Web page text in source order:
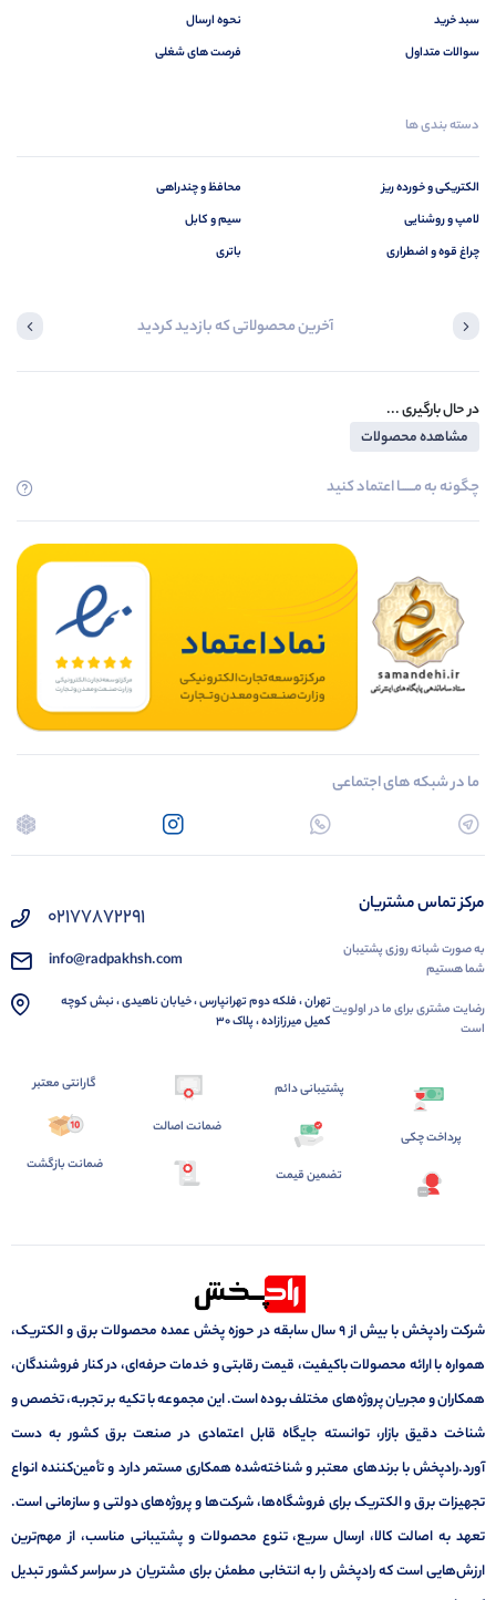
سبد خرید
سوالات متداول
نحوه ارسال
فرصت های شغلی
دسته بندی ها
الکتریکی و خورده ریز
لامپ و روشنایی
چراغ قوه و اضطراری
محافظ و چندراهی
سیم و کابل
باتری
آخرین محصولاتی که بازدید کردید
در حال بارگیری ...
مشاهده محصولات
چگونه به مــــــا اعتماد کنید
ما در شبکه های اجتماعی
مرکز تماس مشتریان
به صورت شبانه روزی پشتیبان
شما هستیم
رضایت مشتری برای ما در اولویت
است
02177872291
info@radpakhsh.com
تهران ، فلکه دوم تهرانپارس ، خیابان ناهیدی ، نبش کوچه
کمیل میرزازاده ، پلاک 30
پرداخت چکی
پشتیبانی دائم
تضمین قیمت
ضمانت اصالت
گارانتی معتبر
ضمانت بازگشت
شرکت رادپخش با بیش از ۹ سال سابقه در حوزه پخش عمده محصولات برق و الکتریک،
همواره با ارائه محصولات باکیفیت، قیمت رقابتی و خدمات حرفه‌ای، در کنار فروشندگان،
همکاران و مجریان پروژه‌های مختلف بوده است. این مجموعه با تکیه بر تجربه، تخصص و
شناخت دقیق بازار، توانسته جایگاه قابل اعتمادی در صنعت برق کشور به دست
آورد.رادپخش با برندهای معتبر و شناخته‌شده همکاری مستمر دارد و تأمین‌کننده انواع
تجهیزات برق و الکتریک برای فروشگاه‌ها، شرکت‌ها و پروژه‌های دولتی و سازمانی است.
تعهد به اصالت کالا، ارسال سریع، تنوع محصولات و پشتیبانی مناسب، از مهم‌ترین
ارزش‌هایی است که رادپخش را به انتخابی مطمئن برای مشتریان در سراسر کشور تبدیل